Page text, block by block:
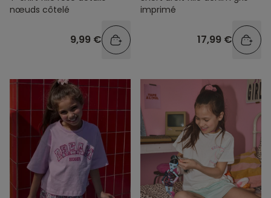
nœuds côtelé
9,99 €
imprimé
17,99 €